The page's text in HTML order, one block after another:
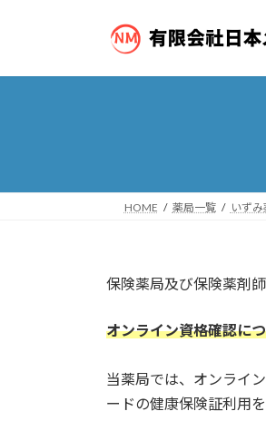
ン
ー
HOME 薬局一覧 いず
保険薬局及び保険薬剤
オンライン資格確認に
当薬局では、オンライ
ードの健康保険証利用